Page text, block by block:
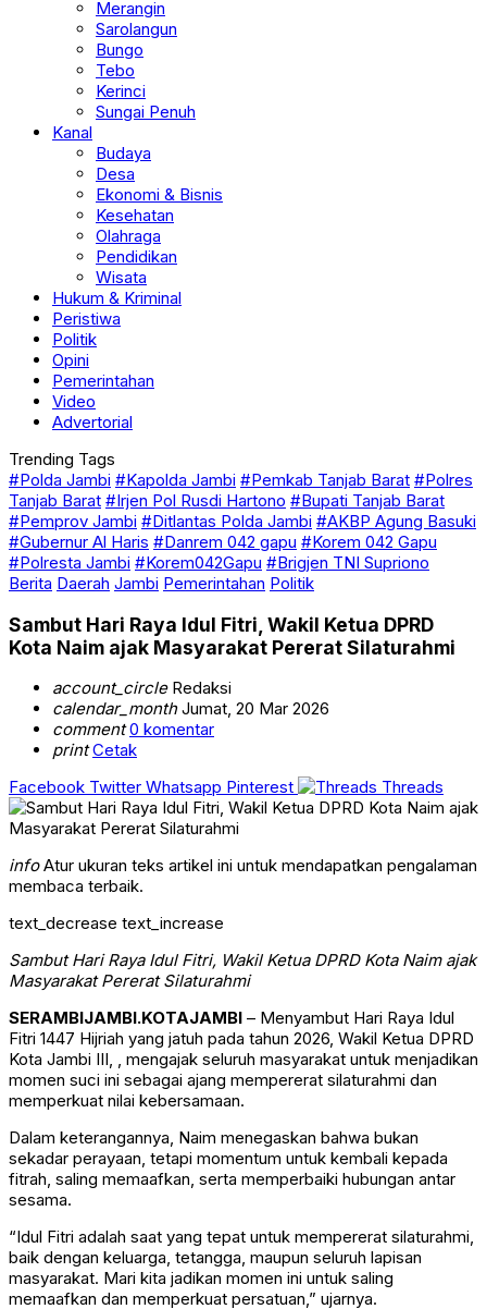
Merangin
Sarolangun
Bungo
Tebo
Kerinci
Sungai Penuh
Kanal
Budaya
Desa
Ekonomi & Bisnis
Kesehatan
Olahraga
Pendidikan
Wisata
Hukum & Kriminal
Peristiwa
Politik
Opini
Pemerintahan
Video
Advertorial
Trending Tags
#Polda Jambi #Kapolda Jambi #Pemkab Tanjab Barat #Polres
Tanjab Barat #Irjen Pol Rusdi Hartono #Bupati Tanjab Barat
#Pemprov Jambi #Ditlantas Polda Jambi #AKBP Agung Basuki
#Gubernur Al Haris #Danrem 042 gapu #Korem 042 Gapu
#Polresta Jambi #Korem042Gapu #Brigjen TNI Supriono
Berita Daerah Jambi Pemerintahan Politik
Sambut Hari Raya Idul Fitri, Wakil Ketua DPRD
Kota Naim ajak Masyarakat Pererat Silaturahmi
account_circleRedaksi
calendar_monthJumat, 20 Mar 2026
comment 0 komentar
print Cetak
Facebook Twitter Whatsapp Pinterest Threads
infoAtur ukuran teks artikel ini untuk mendapatkan pengalaman
membaca terbaik.
text_decrease text_increase
Sambut Hari Raya Idul Fitri, Wakil Ketua DPRD Kota Naim ajak
Masyarakat Pererat Silaturahmi
SERAMBIJAMBI.KOTAJAMBI – Menyambut Hari Raya Idul
Fitri 1447 Hijriah yang jatuh pada tahun 2026, Wakil Ketua DPRD
Kota Jambi III, , mengajak seluruh masyarakat untuk menjadikan
momen suci ini sebagai ajang mempererat silaturahmi dan
memperkuat nilai kebersamaan.
Dalam keterangannya, Naim menegaskan bahwa bukan
sekadar perayaan, tetapi momentum untuk kembali kepada
fitrah, saling memaafkan, serta memperbaiki hubungan antar
sesama.
“Idul Fitri adalah saat yang tepat untuk mempererat silaturahmi,
baik dengan keluarga, tetangga, maupun seluruh lapisan
masyarakat. Mari kita jadikan momen ini untuk saling
memaafkan dan memperkuat persatuan,” ujarnya.